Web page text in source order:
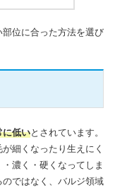
位に合った方法を選び
に低いとされています。
細くなったり生えにく
濃く・硬くなってしま
ではなく、バルジ領域